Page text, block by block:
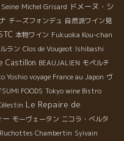
Michel Grisard ドメーヌ・シ
チーズフォンデュ 自然派ワイン見
本物ワイン Fukuoka Kou-chan
ラン Clos de Vougeot Ishibashi
Castillon BEAUJALIEN モペルチ
Yoshio voyage France au Japon ヴ
FOODS Tokyo wine Bistro
Le Repaire de
モーヴェータン ニコラ・ベルタ
Ruchottes Chambertin Syivain